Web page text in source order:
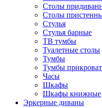
Столы
Столы
Стулья
Стулья барные
ТВ тумбы
Туалетные столы
Тумбы
Тумбы
Часы
Шкафы
Шкафы книжные
Эркерные диваны